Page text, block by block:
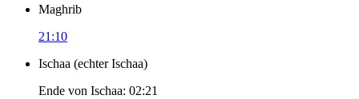
Maghrib
21:10
Ischaa (echter Ischaa)
Ende von Ischaa: 02:21